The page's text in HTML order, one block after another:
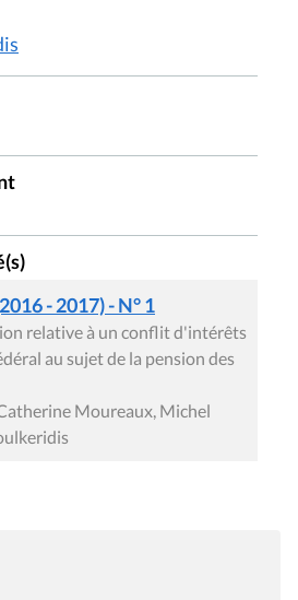
- 2017) - N° 1
relative à un conflit d'intérêts
au sujet de la pension des
Moureaux, Michel